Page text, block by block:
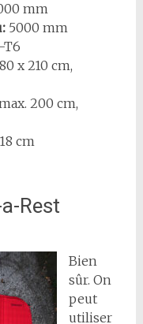
mm
5000 mm
T6
x 210 cm,
200 cm,
cm
Rest
Bien
sûr. On
peut
utiliser